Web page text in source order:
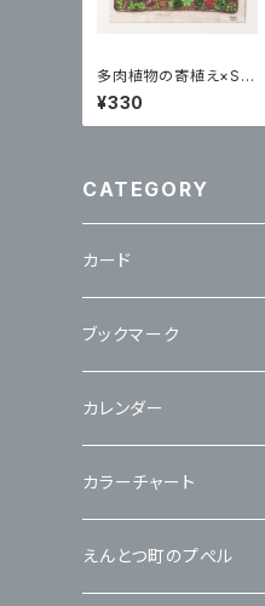
多肉植物の寄植え×Sプ
リズムポストカード
¥330
CATEGORY
カード
立体カード
ブックマーク
カレンダー
カラーチャート
えんとつ町のプぺル